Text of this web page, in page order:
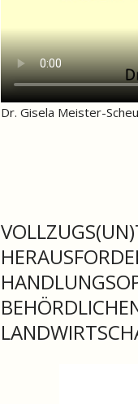
Dr. Gisela Meister-